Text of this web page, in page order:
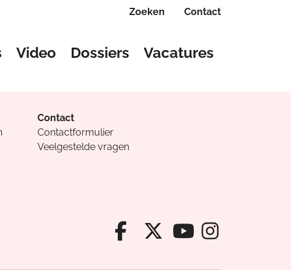
Zoeken Contact
Video Dossiers Vacatures
Contact
Contactformulier
Veelgestelde vragen
Facebook van
X van